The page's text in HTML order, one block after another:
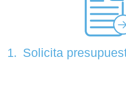
1. Solicita